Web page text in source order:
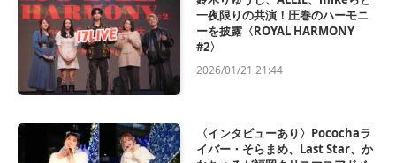
一夜限りの共演！圧巻のハーモニ
ーを披露〈ROYAL HARMONY
#2〉
2026/01/21 21:44
〈インタビューあり〉Pocochaラ
イバー・そらまめ、Last Star、か